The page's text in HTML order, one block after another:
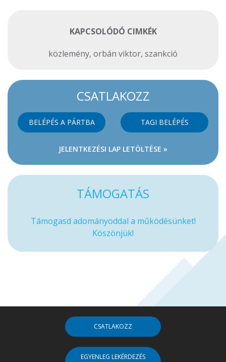
KAPCSOLÓDÓ CIMKÉK
közlemény, orbán viktor, szankció
CSATLAKOZZ
BELÉPÉS A PÁRTBA TAGI BELÉPÉS
JELENTKEZÉSI LAP LETÖLTÉSE »
TÁMOGATÁS
Támogasd adományoddal a működésünket!
Köszönjük!
CSATLAKOZZ
EGYENLEG LEKÉRDEZÉS